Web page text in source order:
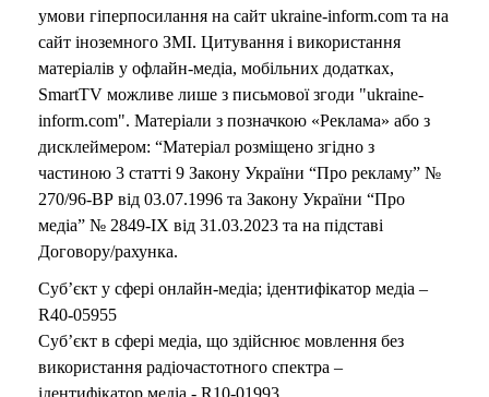
умови гіперпосилання на сайт ukraine-inform.com та на
сайт іноземного ЗМІ. Цитування і використання
матеріалів у офлайн-медіа, мобільних додатках,
SmartTV можливе лише з письмової згоди "ukraine-
inform.com". Матеріали з позначкою «Реклама» або з
дисклеймером: “Матеріал розміщено згідно з
частиною 3 статті 9 Закону України “Про рекламу” №
270/96-ВР від 03.07.1996 та Закону України “Про
медіа” № 2849-IX від 31.03.2023 та на підставі
Договору/рахунка.
Суб’єкт у сфері онлайн-медіа; ідентифікатор медіа –
R40-05955
Суб’єкт в сфері медіа, що здійснює мовлення без
використання радіочастотного спектра –
ідентифікатор медіа - R10-01993